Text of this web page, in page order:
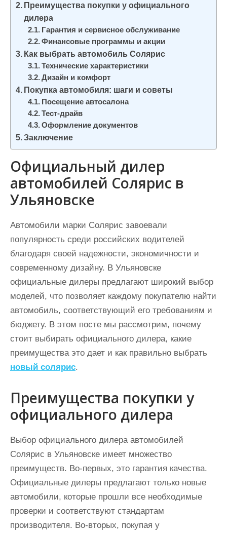
Преимущества покупки у официального
дилера
Гарантия и сервисное обслуживание
Финансовые программы и акции
Как выбрать автомобиль Солярис
Технические характеристики
Дизайн и комфорт
Покупка автомобиля: шаги и советы
Посещение автосалона
Тест-драйв
Оформление документов
Заключение
Официальный дилер
автомобилей Солярис в
Ульяновске
Автомобили марки Солярис завоевали
популярность среди российских водителей
благодаря своей надежности, экономичности и
современному дизайну. В Ульяновске
официальные дилеры предлагают широкий выбор
моделей, что позволяет каждому покупателю найти
автомобиль, соответствующий его требованиям и
бюджету. В этом посте мы рассмотрим, почему
стоит выбирать официального дилера, какие
преимущества это дает и как правильно выбрать
новый солярис.
Преимущества покупки у
официального дилера
Выбор официального дилера автомобилей
Солярис в Ульяновске имеет множество
преимуществ. Во-первых, это гарантия качества.
Официальные дилеры предлагают только новые
автомобили, которые прошли все необходимые
проверки и соответствуют стандартам
производителя. Во-вторых, покупая у